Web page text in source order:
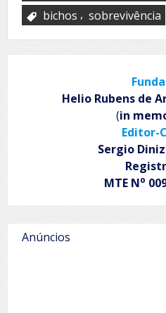
bichos , sobrevivência
Helio Rubens de
(in
Editor-
Sergio
MTE No
Anúncios